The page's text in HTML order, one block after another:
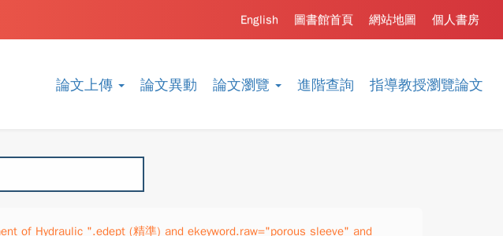
論文上傳 論文異動 論文瀏覽 進階查詢 指導教授瀏覽論文
個人書房
網站地圖
圖書館首頁
English
of Hydraulic ".edept (精準) and ekeyword.raw="porous sleeve" and